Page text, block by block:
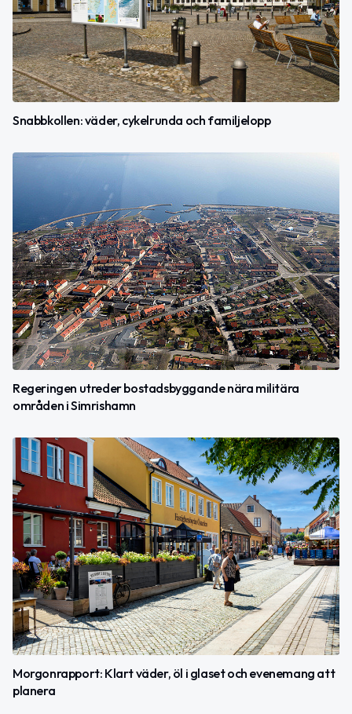
Snabbkollen: väder, cykelrunda och familjelopp
Regeringen utreder bostadsbyggande nära militära
områden i Simrishamn
Morgonrapport: Klart väder, öl i glaset och evenemang att
planera